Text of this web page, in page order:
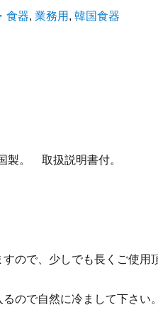
食器,業務用 ,韓国食器
製。 取扱説明書付。
ので、少しでも長くご使用
ので自然に冷まして下さい。